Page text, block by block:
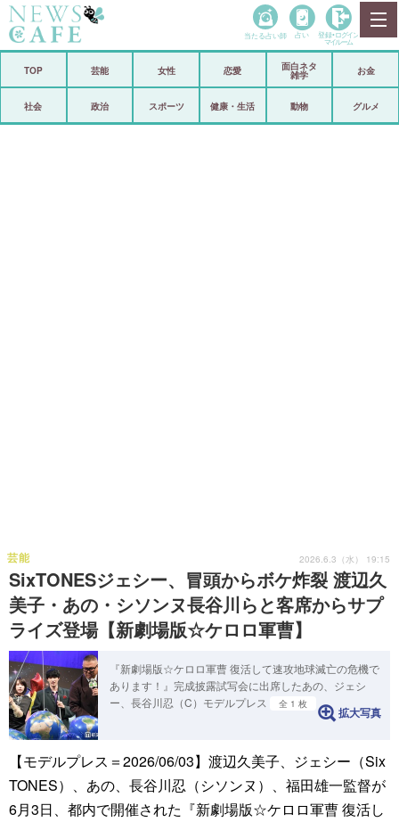
政治
当たる占い師 占い 登録• ログイン
マイルーム
TOP 芸能 女性 恋愛
面白ネタ
雑学
お金
社会 政治 スポーツ 健康・生活 動物 グルメ
SixTONESジェシー、冒頭からボケ炸裂 渡辺久
美子・あの・シソンヌ長谷川らと客席からサプ
ライズ登場【新劇場版☆ケロロ軍曹】
芸能 2026.6.3（水） 19:15
『新劇場版☆ケロロ軍曹 復活して速攻地球滅亡の危機で
あります！』完成披露試写会に出席したあの、ジェシ
ー、長谷川忍（C）モデルプレス
全 1 枚
拡大写真
【モデルプレス＝2026/06/03】渡辺久美子、ジェシー（Six
TONES）、あの、長谷川忍（シソンヌ）、福田雄一監督が
6月3日、都内で開催された『新劇場版☆ケロロ軍曹 復活し